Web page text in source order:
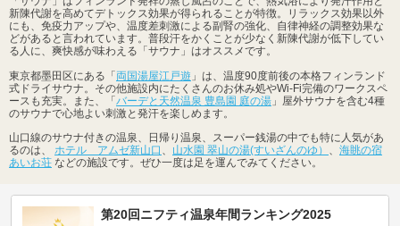
新陳代謝を高めてデトックス効果が得られることが特徴。リラックス効果以外
にも、免疫力アップや、温度差刺激による副腎の強化、自律神経の調整効果な
どがあると言われています。普段汗をかくことが少なく新陳代謝が低下してい
る人に、爽快感が味わえる「サウナ」はオススメです。
東京都墨田区にある「両国湯屋江戸遊 」は、温度90度前後の本格フィンランド
式ドライサウナ。その他施設内にたくさんのお休み処やWi-Fi完備のワークスペ
ースも充実。また、「バーデと天然温泉 豊島園 庭の湯 」屋外サウナを含む4種
のサウナで心地よい刺激と発汗を楽しめます。
山口線のサウナ付きの温泉、日帰り温泉、スーパー銭湯の中でも特に人気があ
るのは、 ホテル アムゼ新山口 山水園 翠山の湯(すいざんのゆ）
海眺の宿
あいお荘 などの施設です。ぜひ一度は足を運んでみてください。
第20回ニフティ温泉年間ランキング2025